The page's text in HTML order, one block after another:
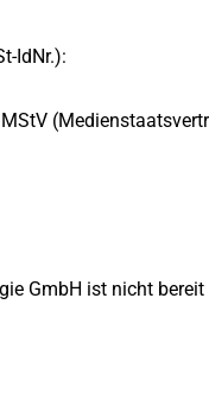
IdNr.):
GmbH ist nicht